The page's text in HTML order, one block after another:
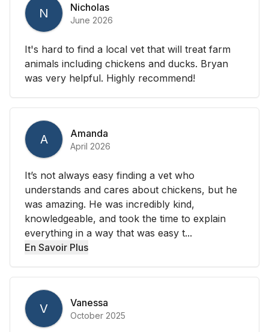
N Nicholas
June 2026
It's hard to find a local vet that will treat farm
animals including chickens and ducks. Bryan
was very helpful. Highly recommend!
A Amanda
April 2026
It’s not always easy finding a vet who
understands and cares about chickens, but he
was amazing. He was incredibly kind,
knowledgeable, and took the time to explain
everything in a way that was easy t...
En Savoir Plus
V Vanessa
October 2025